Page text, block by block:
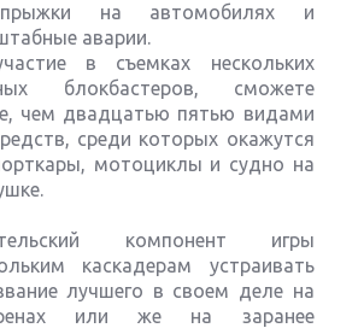
прыжки на автомобилях и
аварии.
в съемках нескольких
блокбастеров, сможете
чем двадцатью пятью видами
среди которых окажутся
мотоциклы и судно на
компонент игры
каскадерам устраивать
лучшего в своем деле на
или же на заранее